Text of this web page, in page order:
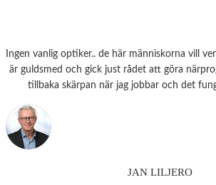
Ingen vanlig optiker.. de här människorna vill
är guldsmed och gick just rådet att göra
tillbaka skärpan när jag jobbar och det
JAN LILJERO